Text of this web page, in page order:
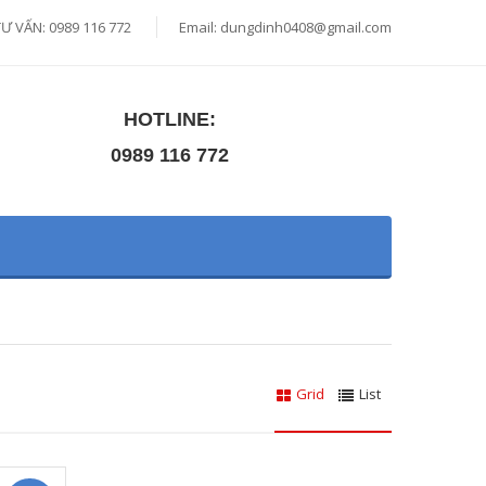
VẤN: 0989 116 772 Email: dungdinh0408@gmail.com
HOTLINE:
0989 116 772
Grid List